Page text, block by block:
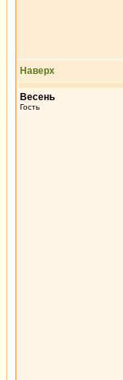
Наверх
Весень
Гость